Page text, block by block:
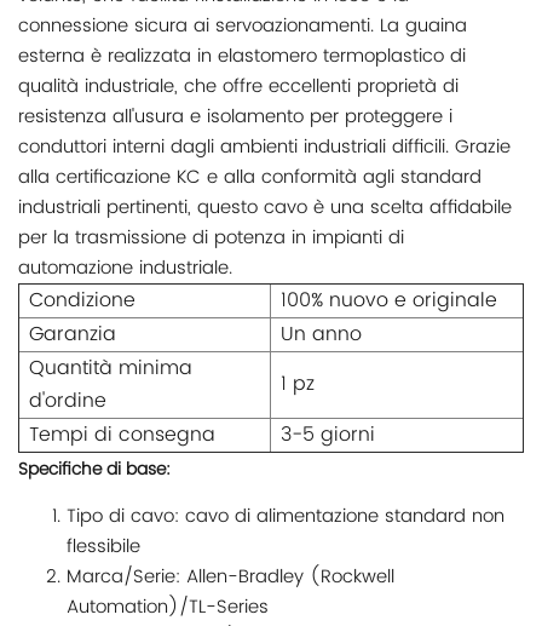
connessione sicura ai servoazionamenti. La guaina
esterna è realizzata in elastomero termoplastico di
qualità industriale, che offre eccellenti proprietà di
resistenza all'usura e isolamento per proteggere i
conduttori interni dagli ambienti industriali difficili. Grazie
alla certificazione KC e alla conformità agli standard
industriali pertinenti, questo cavo è una scelta affidabile
per la trasmissione di potenza in impianti di
automazione industriale.
Condizione
100% nuovo e originale
Garanzia
Un anno
Quantità minima
d'ordine
1 pz
Tempi di consegna
3-5 giorni
Specifiche di base:
Tipo di cavo: cavo di alimentazione standard non
flessibile
Marca/Serie: Allen-Bradley (Rockwell
Automation)/TL-Series